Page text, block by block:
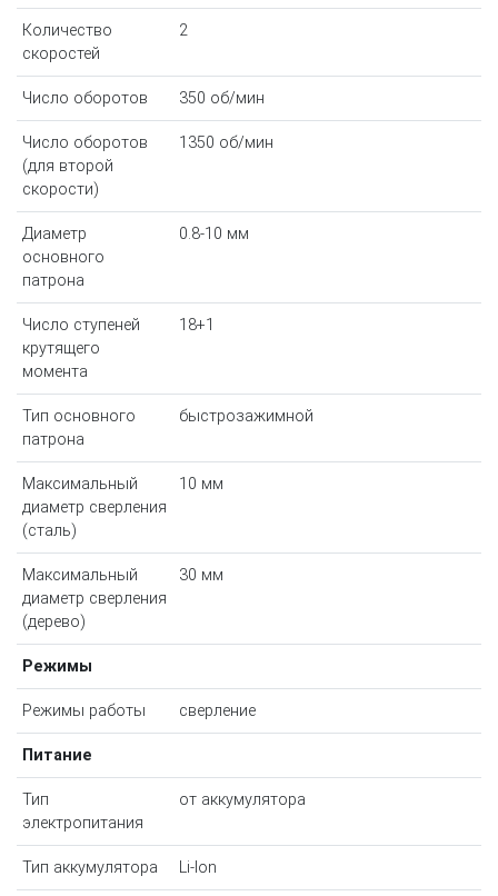
Количество
скоростей
2
Число оборотов 350 об/мин
Число оборотов
(для второй
скорости)
1350 об/мин
Диаметр
основного
патрона
0.8-10 мм
Число ступеней
крутящего
момента
18+1
Тип основного
патрона
быстрозажимной
Максимальный
диаметр сверления
(сталь)
10 мм
Максимальный
диаметр сверления
(дерево)
30 мм
Режимы
Режимы работы сверление
Питание
Тип
электропитания
от аккумулятора
Тип аккумулятора Li-Ion